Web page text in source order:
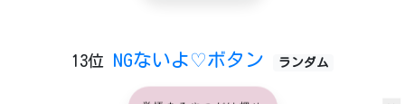
13位 NGないよ♡ボタン ランダム